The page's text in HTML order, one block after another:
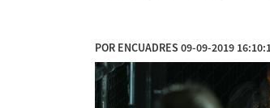
POR ENCUADRES 09-09-2019